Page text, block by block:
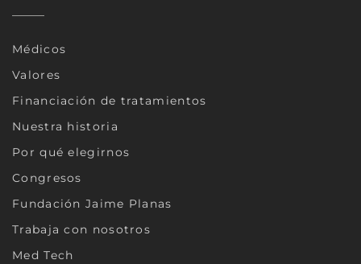
Médicos
Valores
Financiación de tratamientos
Nuestra historia
Por qué elegirnos
Congresos
Fundación Jaime Planas
Trabaja con nosotros
Med Tech